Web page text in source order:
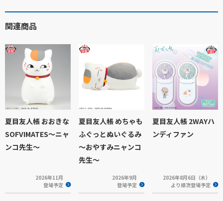
関連商品
夏目友人帳 おおきな
SOFVIMATES～ニャ
ンコ先生～
2026年11月
登場予定
夏目友人帳 めちゃも
ふぐっとぬいぐるみ
～おやすみニャンコ
先生～
2026年9月
登場予定
夏目友人帳 2WAYハ
ンディファン
2026年8月6日（木）
より順次登場予定